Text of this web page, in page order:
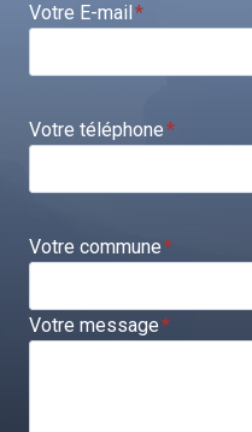
Votre E-mail *
Votre téléphone*
Votre commune*
Votre message*